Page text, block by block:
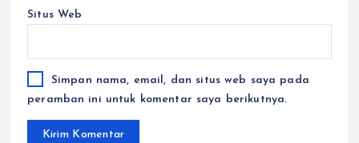
Situs Web
Simpan nama, email, dan situs web saya pada
peramban ini untuk komentar saya berikutnya.